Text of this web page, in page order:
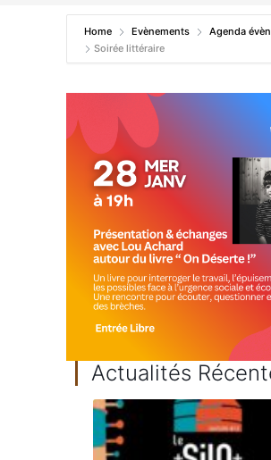
Home Evènements
Agenda
Soirée littéraire
Actualités